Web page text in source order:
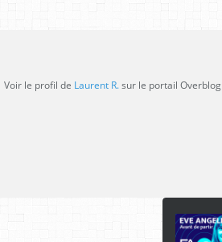
Voir le profil de Laurent R.sur le portail Overblog